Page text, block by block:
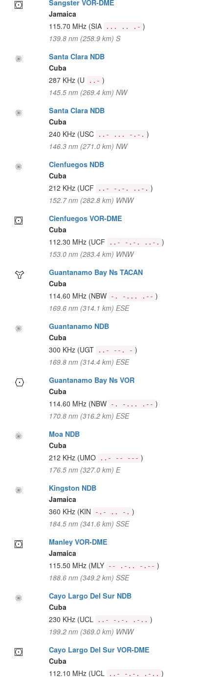
Sangster VOR-DME
Jamaica
115.70 MHz (SIA ... .. .- )
139.8 nm (258.9 km) S
Santa Clara NDB
Cuba
287 KHz (U ..- )
145.5 nm (269.4 km) NW
Santa Clara NDB
Cuba
240 KHz (USC ..- ... -.-. )
146.3 nm (271.0 km) NW
Cienfuegos NDB
Cuba
212 KHz (UCF ..- -.-. ..-. )
152.7 nm (282.8 km) WNW
Cienfuegos VOR-DME
Cuba
112.30 MHz (UCF ..- -.-. ..-. )
153.0 nm (283.4 km) WNW
Guantanamo Bay Ns TACAN
Cuba
114.60 MHz (NBW -. -... .-- )
169.6 nm (314.1 km) ESE
Guantanamo NDB
Cuba
300 KHz (UGT ..- --. - )
169.8 nm (314.4 km) ESE
Guantanamo Bay Ns VOR
Cuba
114.60 MHz (NBW -. -... .-- )
170.8 nm (316.2 km) ESE
Moa NDB
Cuba
212 KHz (UMO ..- -- --- )
176.5 nm (327.0 km) E
Kingston NDB
Jamaica
360 KHz (KIN -.- .. -. )
184.5 nm (341.6 km) SSE
Manley VOR-DME
Jamaica
115.50 MHz (MLY -- .-.. -.-- )
188.6 nm (349.2 km) SSE
Cayo Largo Del Sur NDB
Cuba
230 KHz (UCL ..- -.-. .-.. )
199.2 nm (369.0 km) WNW
Cayo Largo Del Sur VOR-DME
Cuba
112.10 MHz (UCL ..- -.-. .-.. )